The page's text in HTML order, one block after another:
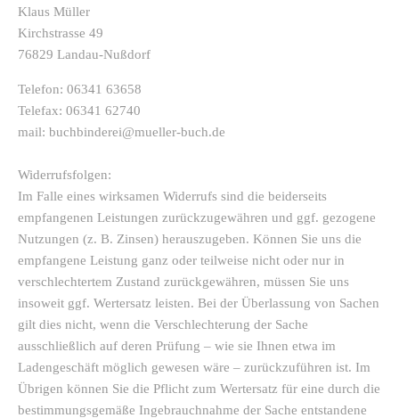
Klaus Müller
Kirchstrasse 49
76829 Landau-Nußdorf
Telefon: 06341 63658
Telefax: 06341 62740
mail: buchbinderei@mueller-buch.de
Widerrufsfolgen:
Im Falle eines wirksamen Widerrufs sind die beiderseits
empfangenen Leistungen zurückzugewähren und ggf. gezogene
Nutzungen (z. B. Zinsen) herauszugeben. Können Sie uns die
empfangene Leistung ganz oder teilweise nicht oder nur in
verschlechtertem Zustand zurückgewähren, müssen Sie uns
insoweit ggf. Wertersatz leisten. Bei der Überlassung von Sachen
gilt dies nicht, wenn die Verschlechterung der Sache
ausschließlich auf deren Prüfung – wie sie Ihnen etwa im
Ladengeschäft möglich gewesen wäre – zurückzuführen ist. Im
Übrigen können Sie die Pflicht zum Wertersatz für eine durch die
bestimmungsgemäße Ingebrauchnahme der Sache entstandene